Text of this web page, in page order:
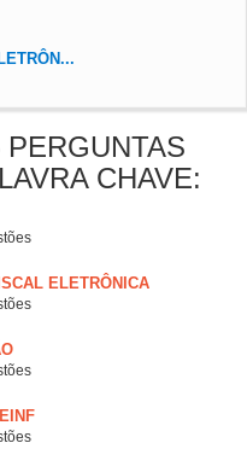
CHAVE:
ELETRÔNICA